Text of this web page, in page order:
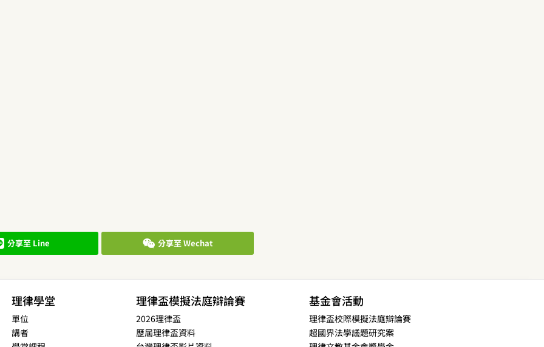
分享至 Line 分享至 Wechat
理律學堂
單位
講者
理律盃模擬法庭辯論賽
2026理律盃
歷屆理律盃資料
基金會活動
理律盃校際模擬法庭辯論賽
超國界法學議題研究案